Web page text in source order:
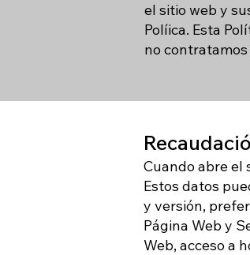
el sitio web y
Políica. Esta
no
Cuando abre el
Estos datos
y versión,
Página Web y
Web, acceso a